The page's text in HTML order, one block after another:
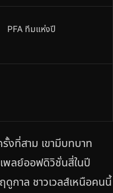
PFA ทีมแห่งปี
งที่สาม เขามีบทบาท
พลย์ออฟดิวิชั่นสี่ในปี
ดูกาล ชาวเวลส์เหนือคนนี้